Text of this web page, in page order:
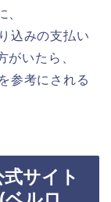
、
込みの支払い
がいたら、
参考にされる
サイト